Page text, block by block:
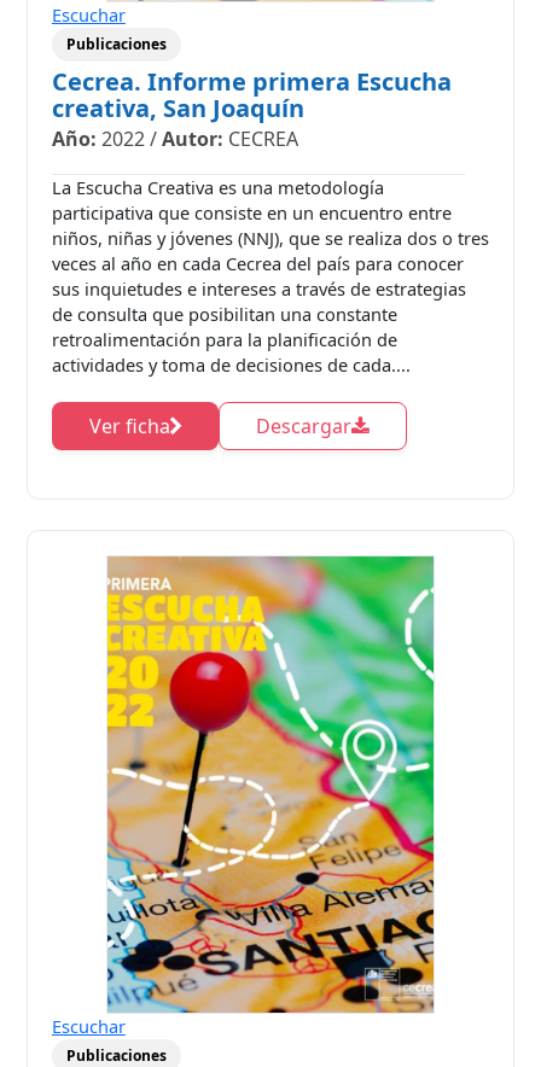
Escuchar
Publicaciones
Cecrea. Informe primera Escucha
creativa, San Joaquín
Año: 2022/Autor: CECREA
La Escucha Creativa es una metodología
participativa que consiste en un encuentro entre
niños, niñas y jóvenes (NNJ), que se realiza dos o tres
veces al año en cada Cecrea del país para conocer
sus inquietudes e intereses a través de estrategias
de consulta que posibilitan una constante
retroalimentación para la planificación de
actividades y toma de decisiones de cada....
Ver ficha Descargar
Escuchar
Publicaciones